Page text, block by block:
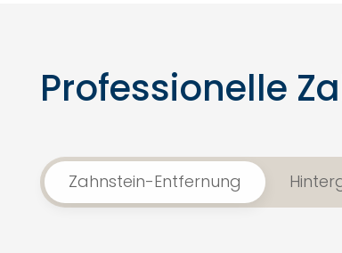
Professionelle
Zahnstein-Entfernung